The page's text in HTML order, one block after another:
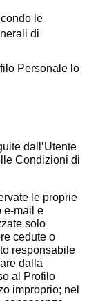
le
di
Personale lo
dall’Utente
Condizioni di
le proprie
e-mail e
solo
cedute o
responsabile
dalla
al Profilo
improprio; nel